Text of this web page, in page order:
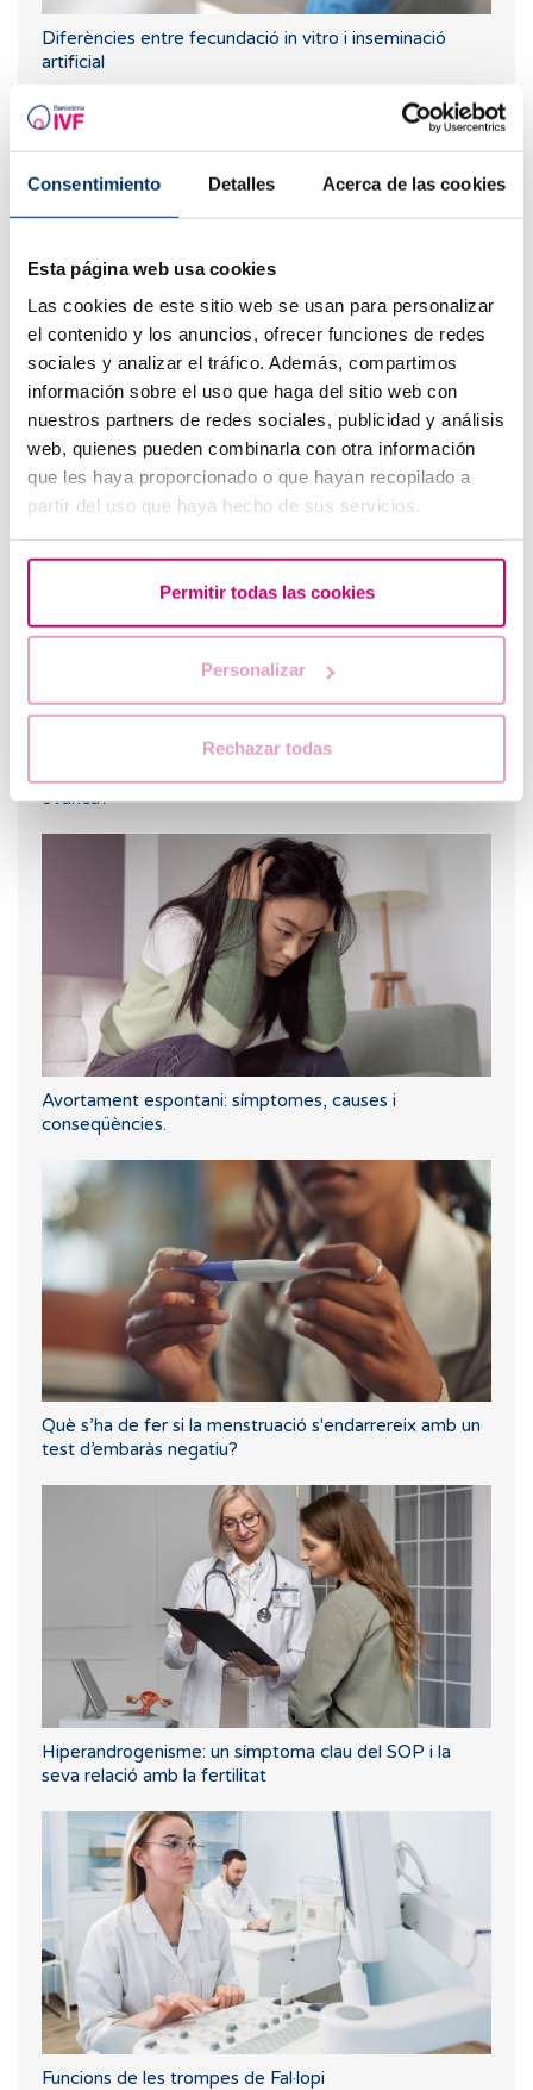
Consentimiento Detalles Acerca de las cookies
Esta página web usa cookies
Las cookies de este sitio web se usan para personalizar
el contenido y los anuncios, ofrecer funciones de redes
sociales y analizar el tráfico. Además, compartimos
información sobre el uso que haga del sitio web con
nuestros partners de redes sociales, publicidad y análisis
web, quienes pueden combinarla con otra información
que les haya proporcionado o que hayan recopilado a
partir del uso que haya hecho de sus servicios.
Permitir todas las cookies
Personalizar
Rechazar todas
Diferències entre fecundació in vitro i inseminació
artificial
Amb reproducció assistida es poden evitar malalties
hereditàries?
Després d'una transferència embrionària, " pot caure’s
l'embrió?"
ovàrica?
Avortament espontani: símptomes, causes i
conseqüències.
Què s’ha de fer si la menstruació s'endarrereix amb un
test d’embaràs negatiu?
Hiperandrogenisme: un símptoma clau del SOP i la
seva relació amb la fertilitat
Funcions de les trompes de Fal·lopi